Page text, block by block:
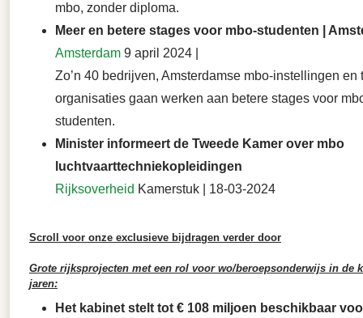
mbo, zonder diploma.
Meer en betere stages voor mbo-studenten |
Amsterdam 9 april 2024 |
Zo’n 40 bedrijven, Amsterdamse mbo-instellingen en
organisaties gaan werken aan betere stages voor
studenten.
Minister informeert de Tweede Kamer over mbo
luchtvaarttechniekopleidingen
Rijksoverheid Kamerstuk | 18-03-2024
Scroll voor onze exclusieve bijdragen verder door
Grote rijksprojecten met een rol voor wo/beroepsonderwijs in de
jaren:
Het kabinet stelt tot € 108 miljoen beschikbaar